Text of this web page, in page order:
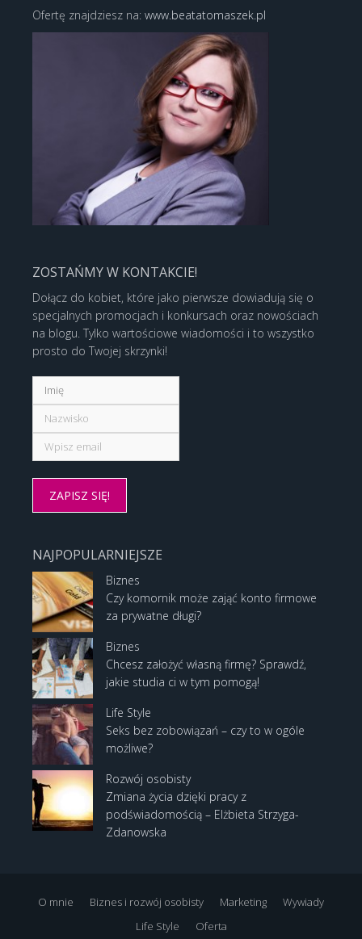
Ofertę znajdziesz na: www.beatatomaszek.pl
ZOSTAŃMY W KONTAKCIE!
Dołącz do kobiet, które jako pierwsze dowiadują się o
specjalnych promocjach i konkursach oraz nowościach
na blogu. Tylko wartościowe wiadomości i to wszystko
prosto do Twojej skrzynki!
NAJPOPULARNIEJSZE
Biznes
Czy komornik może zająć konto firmowe
za prywatne długi?
Biznes
Chcesz założyć własną firmę? Sprawdź,
jakie studia ci w tym pomogą!
Life Style
Seks bez zobowiązań – czy to w ogóle
możliwe?
Rozwój osobisty
Zmiana życia dzięki pracy z
podświadomością – Elżbieta Strzyga-
Zdanowska
O mnie Biznes i rozwój osobisty Marketing
Wywiady
Life Style
Oferta